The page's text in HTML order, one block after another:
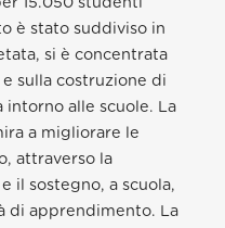
è stato suddiviso in
si è concentrata
sulla costruzione di
intorno alle scuole. La
a migliorare le
attraverso la
il sostegno, a scuola,
di apprendimento. La